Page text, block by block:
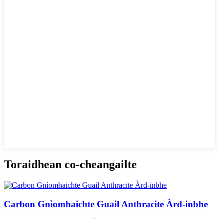
Toraidhean co-cheangailte
Carbon Gnìomhaichte Guail Anthracite Àrd-inbhe